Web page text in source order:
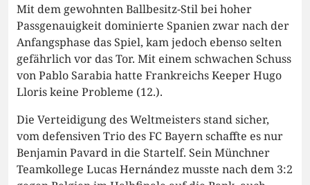
Mit dem gewohnten Ballbesitz-Stil bei hoher
Passgenauigkeit dominierte Spanien zwar nach der
Anfangsphase das Spiel, kam jedoch ebenso selten
gefährlich vor das Tor. Mit einem schwachen Schuss
von Pablo Sarabia hatte Frankreichs Keeper Hugo
Lloris keine Probleme (12.).
Die Verteidigung des Weltmeisters stand sicher,
vom defensiven Trio des FC Bayern schaffte es nur
Benjamin Pavard in die Startelf. Sein Münchner
Teamkollege Lucas Hernández musste nach dem 3:2